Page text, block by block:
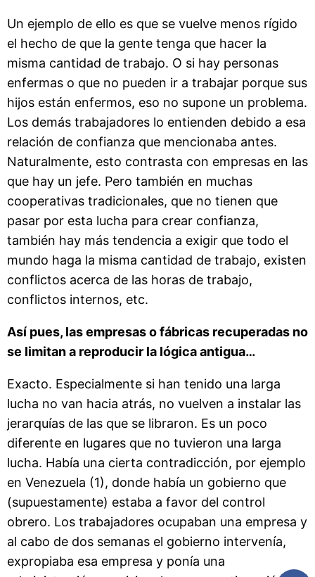
Un ejemplo de ello es que se vuelve menos rígido
el hecho de que la gente tenga que hacer la
misma cantidad de trabajo. O si hay personas
enfermas o que no pueden ir a trabajar porque sus
hijos están enfermos, eso no supone un problema.
Los demás trabajadores lo entienden debido a esa
relación de confianza que mencionaba antes.
Naturalmente, esto contrasta con empresas en las
que hay un jefe. Pero también en muchas
cooperativas tradicionales, que no tienen que
pasar por esta lucha para crear confianza,
también hay más tendencia a exigir que todo el
mundo haga la misma cantidad de trabajo, existen
conflictos acerca de las horas de trabajo,
conflictos internos, etc.
Así pues, las empresas o fábricas recuperadas no
se limitan a reproducir la lógica antigua…
Exacto. Especialmente si han tenido una larga
lucha no van hacia atrás, no vuelven a instalar las
jerarquías de las que se libraron. Es un poco
diferente en lugares que no tuvieron una larga
lucha. Había una cierta contradicción, por ejemplo
en Venezuela (1), donde había un gobierno que
(supuestamente) estaba a favor del control
obrero. Los trabajadores ocupaban una empresa y
al cabo de dos semanas el gobierno intervenía,
expropiaba esa empresa y ponía una